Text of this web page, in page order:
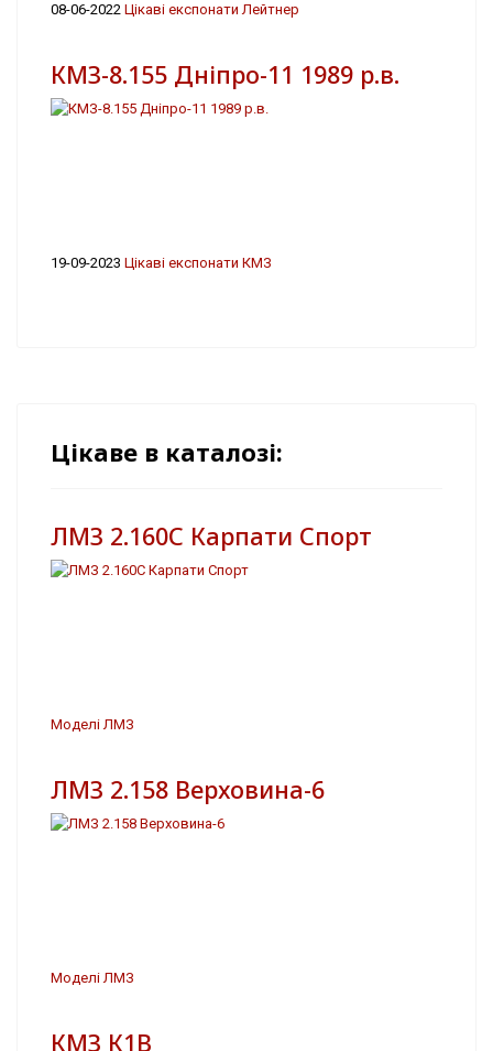
08-06-2022 Цікаві експонати Лейтнер
КМЗ-8.155 Дніпро-11 1989 р.в.
19-09-2023 Цікаві експонати КМЗ
Цікаве в каталозі:
ЛМЗ 2.160С Карпати Спорт
Моделі ЛМЗ
ЛМЗ 2.158 Верховина-6
Моделі ЛМЗ
КМЗ К1В